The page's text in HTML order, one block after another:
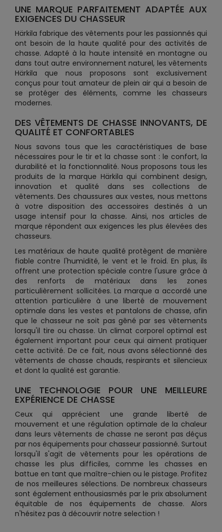
UNE MARQUE PARFAITEMENT ADAPTÉE AUX
EXIGENCES DU CHASSEUR
Härkila fabrique des vêtements pour les passionnés qui
ont besoin de la haute qualité pour des activités de
chasse. Adapté à la haute intensité en montagne ou
dans tout autre environnement naturel, les vêtements
Härkila que nous proposons sont exclusivement
conçus pour tout amateur de plein air qui a besoin de
se protéger des éléments, comme les chasseurs
modernes.
DES VÊTEMENTS DE CHASSE INNOVANTS, DE
QUALITÉ ET CONFORTABLES
Nous savons tous que les caractéristiques de base
nécessaires pour le tir et la chasse sont : le confort, la
durabilité et la fonctionnalité. Nous proposons tous les
produits de la marque Härkila qui combinent design,
innovation et qualité dans ses collections de
vêtements. Des chaussures aux vestes, nous mettons
à votre disposition des accessoires destinés à un
usage intensif pour la chasse. Ainsi, nos articles de
marque répondent aux exigences les plus élevées des
chasseurs.
Les matériaux de haute qualité protègent de manière
fiable contre l'humidité, le vent et le froid. En plus, ils
offrent une protection spéciale contre l'usure grâce à
des renforts de matériaux dans les zones
particulièrement sollicitées. La marque a accordé une
attention particulière à une liberté de mouvement
optimale dans les vestes et pantalons de chasse, afin
que le chasseur ne soit pas gêné par ses vêtements
lorsqu'il tire ou chasse. Un climat corporel optimal est
également important pour ceux qui aiment pratiquer
cette activité. De ce fait, nous avons sélectionné des
vêtements de chasse chauds, respirants et silencieux
et dont la qualité est garantie.
UNE TECHNOLOGIE POUR UNE MEILLEURE
EXPÉRIENCE DE CHASSE
Ceux qui apprécient une grande liberté de
mouvement et une régulation optimale de la chaleur
dans leurs vêtements de chasse ne seront pas déçus
par nos équipements pour chasseur passionné. Surtout
lorsqu'il s'agit de vêtements pour les opérations de
chasse les plus difficiles, comme les chasses en
battue en tant que maître-chien ou le pistage. Profitez
de nos meilleures sélections. De nombreux chasseurs
sont également enthousiasmés par le prix absolument
équitable de nos équipements de chasse. Alors
n'hésitez pas à découvrir notre selection !